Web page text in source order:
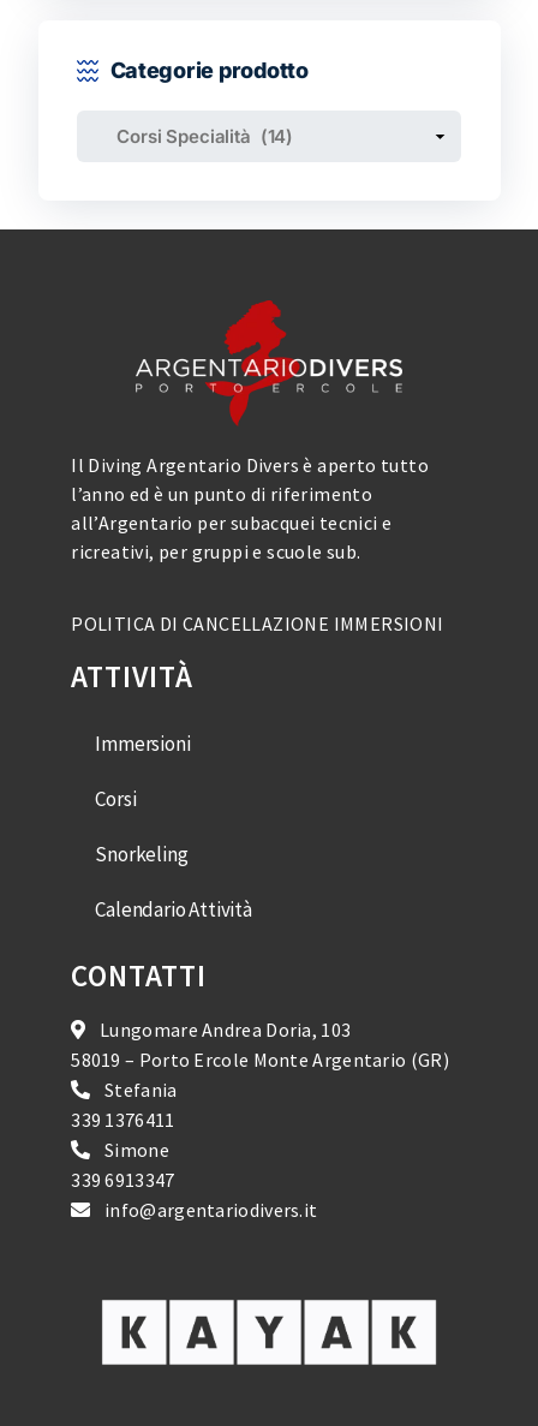
Categorie prodotto
Il Diving Argentario Divers è aperto tutto
l’anno ed è un punto di riferimento
all’Argentario per subacquei tecnici e
ricreativi, per gruppi e scuole sub.
POLITICA DI CANCELLAZIONE IMMERSIONI
ATTIVITÀ
Immersioni
Corsi
Snorkeling
Calendario Attività
CONTATTI
Lungomare Andrea Doria, 103
58019 – Porto Ercole Monte Argentario (GR)
Stefania
339 1376411
Simone
339 6913347
info@argentariodivers.it